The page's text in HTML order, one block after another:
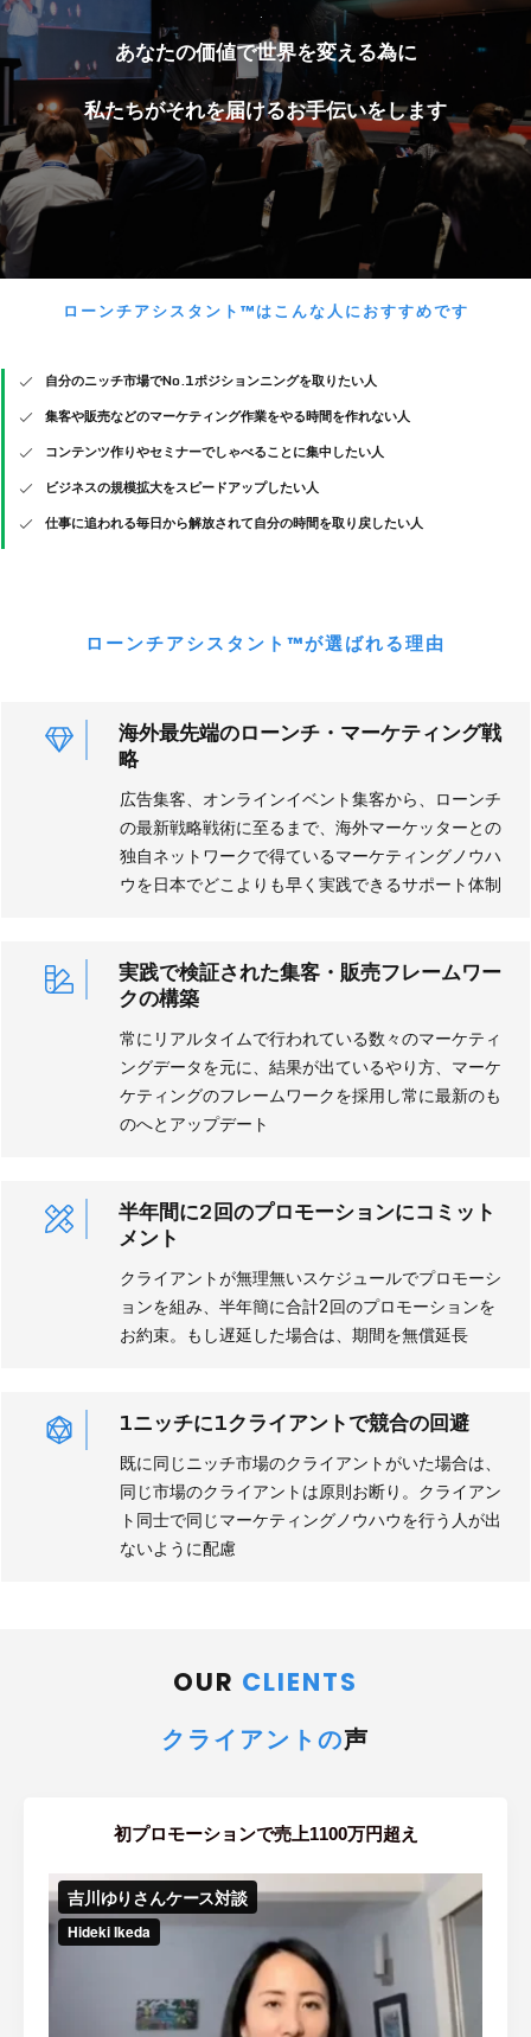
.
あなたの価値で世界を変える為に
私たちがそれを届けるお手伝いをします
ローンチアシスタント™はこんな人におすすめです
自分のニッチ市場でNo.1ポジションニングを取りたい人
集客や販売などのマーケティング作業をやる時間を作れない人
コンテンツ作りやセミナーでしゃべることに集中したい人
ビジネスの規模拡大をスピードアップしたい人
仕事に追われる毎日から解放されて自分の時間を取り戻したい人
ローンチアシスタント™が選ばれる理由
海外最先端のローンチ・マーケティング戦
略
広告集客、オンラインイベント集客から、ローンチ
の最新戦略戦術に至るまで、海外マーケッターとの
独自ネットワークで得ているマーケティングノウハ
ウを日本でどこよりも早く実践できるサポート体制
実践で検証された集客・販売フレームワー
クの構築
常にリアルタイムで行われている数々のマーケティ
ングデータを元に、結果が出ているやり方、マーケ
ケティングのフレームワークを採用し常に最新のも
のへとアップデート
半年間に2回のプロモーションにコミット
メント
クライアントが無理無いスケジュールでプロモーシ
ョンを組み、半年簡に合計2回のプロモーションを
お約束。もし遅延した場合は、期間を無償延長
1ニッチに1クライアントで競合の回避
既に同じニッチ市場のクライアントがいた場合は、
同じ市場のクライアントは原則お断り。クライアン
ト同士で同じマーケティングノウハウを行う人が出
ないように配慮
OUR CLIENTS
クライアントの声
初プロモーションで売上1100万円超え